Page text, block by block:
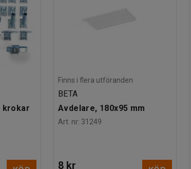
krokar
Finns i flera utföranden
BETA
Avdelare, 180x95 mm
Art. nr: 31249
8 kr